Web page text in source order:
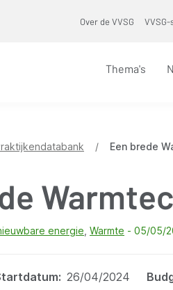
Over de VVSG
Thema's
/ Een brede
energie Warmte 05/05/
26/04/2024